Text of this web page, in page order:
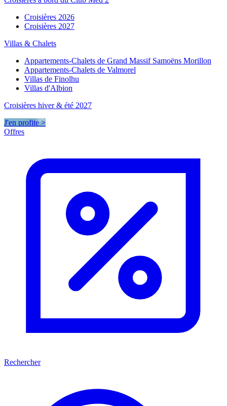
Croisières 2026
Croisières 2027
Villas & Chalets
Appartements-Chalets de Grand Massif Samoëns Morillon
Appartements-Chalets de Valmorel
Villas de Finolhu
Villas d'Albion
Croisières hiver & été 2027
J'en profite >
Offres
Rechercher